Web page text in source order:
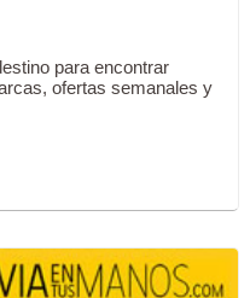
para encontrar
ofertas semanales y